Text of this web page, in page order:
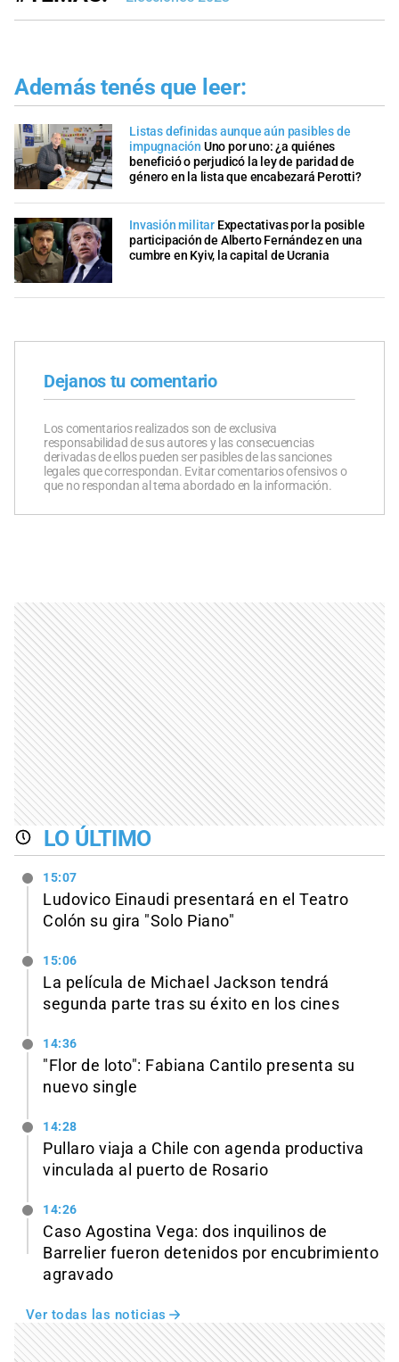
Además tenés que leer:
Listas definidas aunque aún pasibles de
impugnación Uno por uno: ¿a quiénes
benefició o perjudicó la ley de paridad de
género en la lista que encabezará Perotti?
Invasión militar Expectativas por la posible
participación de Alberto Fernández en una
cumbre en Kyiv, la capital de Ucrania
Dejanos tu comentario
Los comentarios realizados son de exclusiva
responsabilidad de sus autores y las consecuencias
derivadas de ellos pueden ser pasibles de las sanciones
legales que correspondan. Evitar comentarios ofensivos o
que no respondan al tema abordado en la información.
LO ÚLTIMO
15:07
Ludovico Einaudi presentará en el Teatro
Colón su gira "Solo Piano"
15:06
La película de Michael Jackson tendrá
segunda parte tras su éxito en los cines
14:36
"Flor de loto": Fabiana Cantilo presenta su
nuevo single
14:28
Pullaro viaja a Chile con agenda productiva
vinculada al puerto de Rosario
14:26
Caso Agostina Vega: dos inquilinos de
Barrelier fueron detenidos por encubrimiento
agravado
Ver todas las noticias